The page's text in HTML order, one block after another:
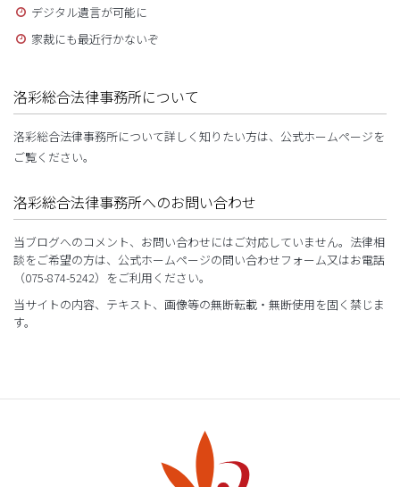
デジタル遺言が可能に
家裁にも最近行かないぞ
洛彩総合法律事務所について
洛彩総合法律事務所について詳しく知りたい方は、公式ホームページを
ご覧ください。
洛彩総合法律事務所へのお問い合わせ
当ブログへのコメント、お問い合わせにはご対応していません。法律相
談をご希望の方は、公式ホームページの問い合わせフォーム又はお電話
（075-874-5242）をご利用ください。
当サイトの内容、テキスト、画像等の無断転載・無断使用を固く禁じま
す。